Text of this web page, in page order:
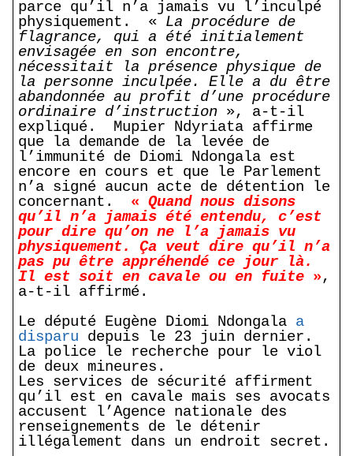
parce qu’il n’a jamais vu l’inculpé
physiquement. «La procédure de
flagrance, qui a été initialement
envisagée en son encontre,
nécessitait la présence physique de
la personne inculpée. Elle a du être
abandonnée au profit d’une procédure
ordinaire d’instruction », a-t-il
expliqué. Mupier Ndyriata affirme
que la demande de la levée de
l’immunité de Diomi Ndongala est
encore en cours et que le Parlement
n’a signé aucun acte de détention le
concernant.
« Quand nous disons
qu’il n’a jamais été entendu, c’est
pour dire qu’on ne l’a jamais vu
physiquement. Ça veut dire qu’il n’a
pas pu être appréhendé ce jour là.
Il est soit en cavale ou en fuite »,
a-t-il affirmé.
Le député Eugène Diomi Ndongala a
disparu depuis le 23 juin dernier.
La police le recherche pour le viol
de deux mineures.
Les services de sécurité affirment
qu’il est en cavale mais ses avocats
accusent l’Agence nationale des
renseignements de le détenir
illégalement dans un endroit secret.